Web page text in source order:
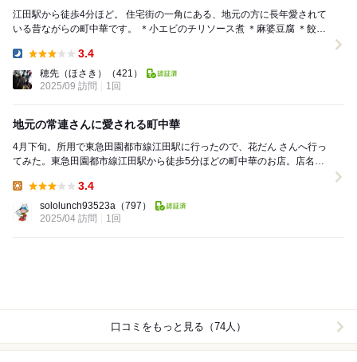
江田駅から徒歩4分ほど。 住宅街の一角にある、地元の方に長年愛されて
いる昔ながらの町中華です。 ＊小エビのチリソース煮 ＊麻婆豆腐 ＊餃子
3.4
穂先（ほさき）
（421）
2025/09 訪問
1回
地元の常連さんに愛される町中華
4月下旬。所用で東急田園都市線江田駅に行ったので、花だん さんへ行っ
てみた。東急田園都市線江田駅から徒歩5分ほどの町中華のお店。店名の
3.4
sololunch93523a （797）
2025/04 訪問
1回
口コミをもっと見る（74人）